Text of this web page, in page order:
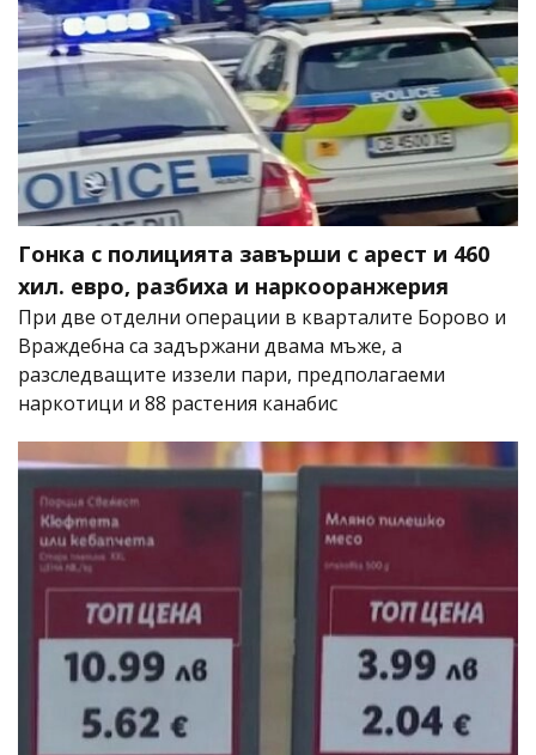
Гонка с полицията завърши с арест и 460
хил. евро, разбиха и наркооранжерия
При две отделни операции в кварталите Борово и
Враждебна са задържани двама мъже, а
разследващите иззели пари, предполагаеми
наркотици и 88 растения канабис